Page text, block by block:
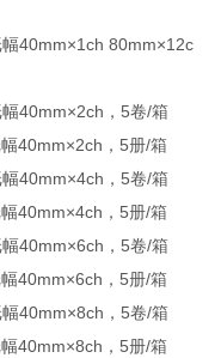
40mm×1ch 80mm×12c
40mm×2ch，5卷/箱
40mm×2ch，5册/箱
40mm×4ch，5卷/箱
40mm×4ch，5册/箱
40mm×6ch，5卷/箱
40mm×6ch，5册/箱
40mm×8ch，5卷/箱
40mm×8ch，5册/箱